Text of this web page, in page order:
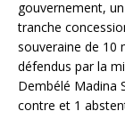
gouvernement,
tranche
souveraine de 10
défendus par la
Dembélé Madina
contre et 1